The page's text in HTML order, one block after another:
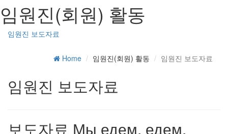
임원진(회원) 활동
임원진 보도자료
Home 임원진(회원) 활동 임원진 보도자료
임원진 보도자료
보도자료 Мы едем, едем,